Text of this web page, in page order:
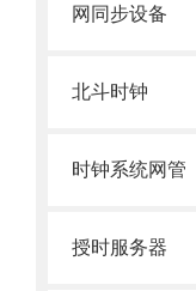
网同步设备
北斗时钟
时钟系统网管
授时服务器